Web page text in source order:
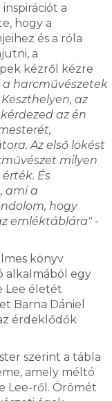
a
hogy a
és a róla
a
kézről kézre
harcművészetek
az
az én
Az első lökést
milyen
És
ami a
hogy
emléktáblára" -
könyv
alkalmából egy
Lee életét
Barna Dániel
érdeklődők
szerint a tábla
amely méltó
Lee-ről. Örömét